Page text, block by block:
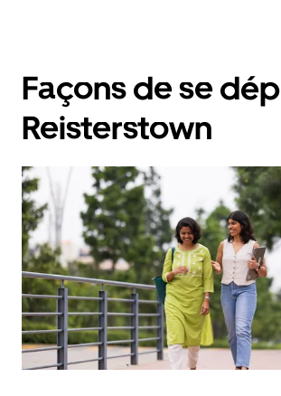
Façons de se
Reisterstown